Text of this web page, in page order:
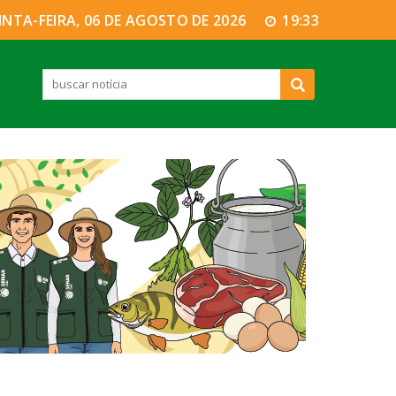
FEIRA, 06 DE AGOSTO DE 2026 19:33